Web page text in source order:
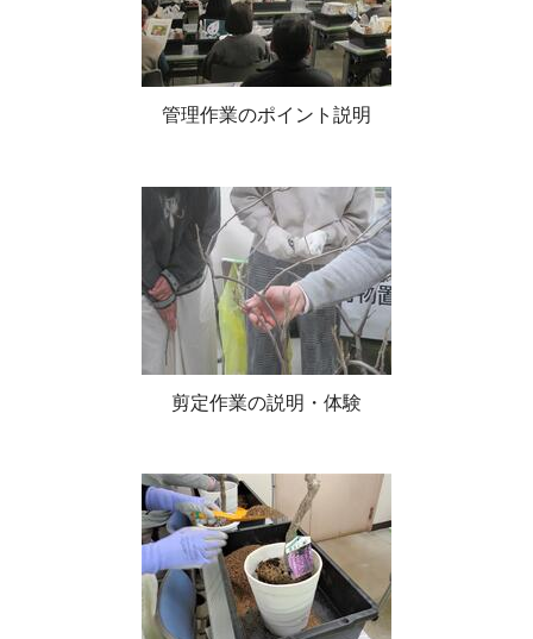
管理作業のポイント説明
剪定作業の説明・体験